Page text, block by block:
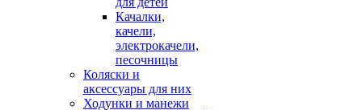
Качалки,
качели,
электрокачели,
песочницы
Коляски и
аксессуары для них
Ходунки и манежи